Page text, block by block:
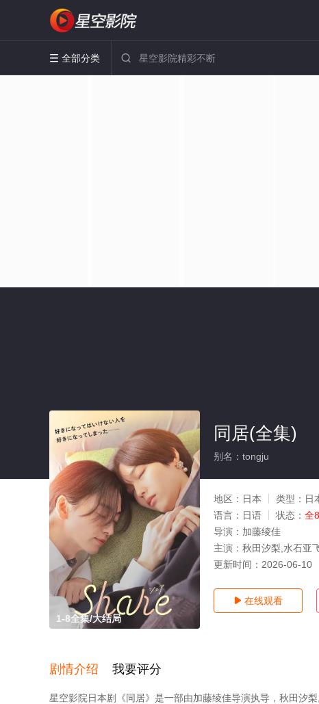
 全部分类 
1-8全集/大结局
同居(全集)
别名：tongju
地区： 日本 类型： 日
语言： 日语 状态： 全
导演： 加藤绫佳
主演： 秋田汐梨,水石亚
更新时间： 2026-06-10
 在线观看
剧情介绍 我要评分
星空影院日本剧《同居》是一部由加藤绫佳导演执导，秋田汐